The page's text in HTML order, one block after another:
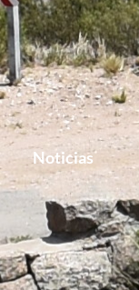
Noticias